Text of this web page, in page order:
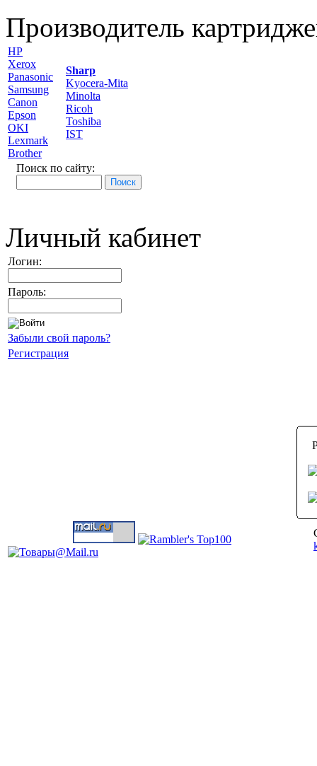
Производитель
HP
Xerox
Panasonic
Samsung
Canon
Epson
OKI
Lexmark
Brother
Sharp
Kyocera-Mita
Minolta
Ricoh
Toshiba
IST
Поиск по сайту:
Личный кабинет
Логин:
Пароль:
Забыли свой пароль?
Регистрация